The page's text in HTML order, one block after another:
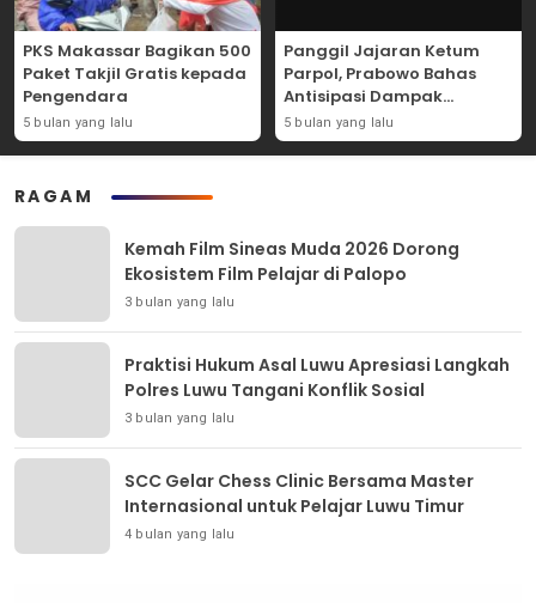
PKS Makassar Bagikan 500
Paket Takjil Gratis kepada
Pengendara
5 bulan yang lalu
Panggil Jajaran Ketum
Parpol, Prabowo Bahas
Antisipasi Dampak
Geopolitik Dunia Usia
Konflik Iran-AS
5 bulan yang lalu
RAGAM
Kemah Film Sineas Muda 2026 Dorong
Ekosistem Film Pelajar di Palopo
3 bulan yang lalu
Praktisi Hukum Asal Luwu Apresiasi Langkah
Polres Luwu Tangani Konflik Sosial
3 bulan yang lalu
SCC Gelar Chess Clinic Bersama Master
Internasional untuk Pelajar Luwu Timur
4 bulan yang lalu